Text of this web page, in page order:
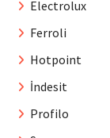
Electrolux
Ferroli
Hotpoint
İndesit
Profilo